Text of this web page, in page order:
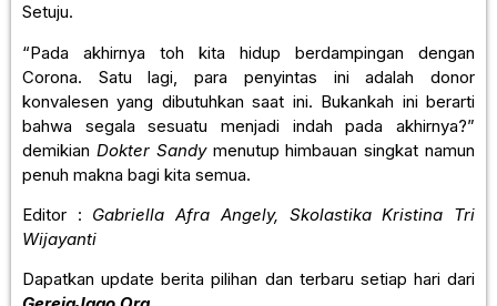
Setuju.
“Pada akhirnya toh kita hidup berdampingan dengan
Corona. Satu lagi, para penyintas ini adalah donor
konvalesen yang dibutuhkan saat ini. Bukankah ini berarti
bahwa segala sesuatu menjadi indah pada akhirnya?”
demikian Dokter Sandymenutup himbauan singkat namun
penuh makna bagi kita semua.
Editor : Gabriella Afra Angely, Skolastika Kristina Tri
Wijayanti
Dapatkan update berita pilihan dan terbaru setiap hari dari